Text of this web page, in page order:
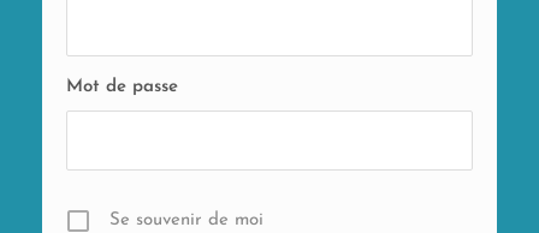
Mot de passe
Se souvenir de moi